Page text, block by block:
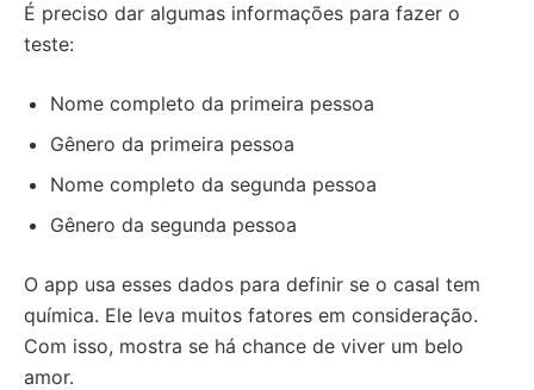
É preciso dar algumas informações para fazer o
teste:
Nome completo da primeira pessoa
Gênero da primeira pessoa
Nome completo da segunda pessoa
Gênero da segunda pessoa
O app usa esses dados para definir se o casal tem
química. Ele leva muitos fatores em consideração.
Com isso, mostra se há chance de viver um belo
amor.